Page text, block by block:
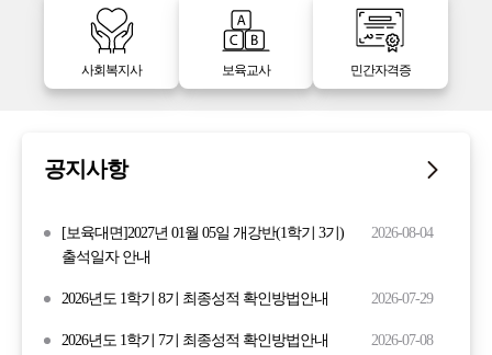
사회복지사 보육교사 민간자격증
공지사항
[보육대면]2027년 01월 05일 개강반(1학기 3기)
출석일자 안내
2026-08-04
2026년도 1학기 8기 최종성적 확인방법안내 2026-07-29
2026년도 1학기 7기 최종성적 확인방법안내 2026-07-08